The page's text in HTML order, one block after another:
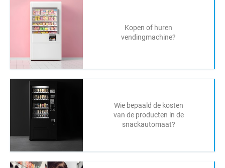
Kopen of huren
vendingmachine?
Wie bepaald de kosten
van de producten in de
snackautomaat?